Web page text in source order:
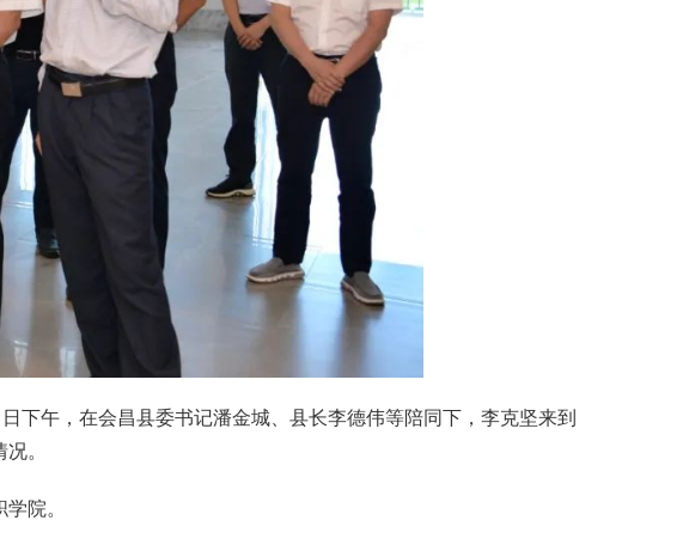
下午，在会昌县委书记潘金城、县长李德伟等陪同下，李克坚来到
。
院。